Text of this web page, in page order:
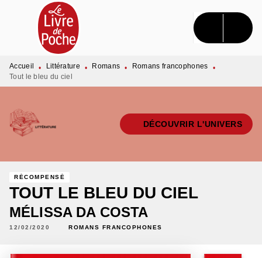
MENU RECHERCHE CONTENU
PIED DE PAGE
Accueil • Littérature • Romans • Romans francophones
•
Tout le bleu du ciel
DÉCOUVRIR L'UNIVERS
RÉCOMPENSÉ
TOUT LE BLEU DU CIEL
MÉLISSA DA COSTA
12/02/2020 ROMANS FRANCOPHONES